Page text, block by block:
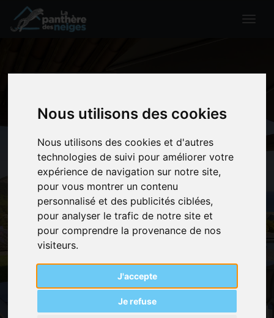
Nous utilisons des cookies
Nous utilisons des cookies et d'autres
technologies de suivi pour améliorer votre
expérience de navigation sur notre site,
pour vous montrer un contenu
personnalisé et des publicités ciblées,
pour analyser le trafic de notre site et
pour comprendre la provenance de nos
visiteurs.
J'accepte
Je refuse
CONCEPT
Accueil> Concept